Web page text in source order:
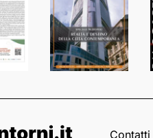
Contatti